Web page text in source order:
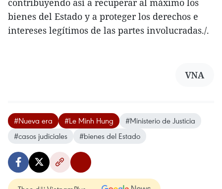
bienes del Estado y a proteger los derechos e
intereses legítimos de las partes involucradas./.
VNA
#Nueva era #Le Minh Hung
#Ministerio de Justicia
#casos judiciales
#bienes del Estado